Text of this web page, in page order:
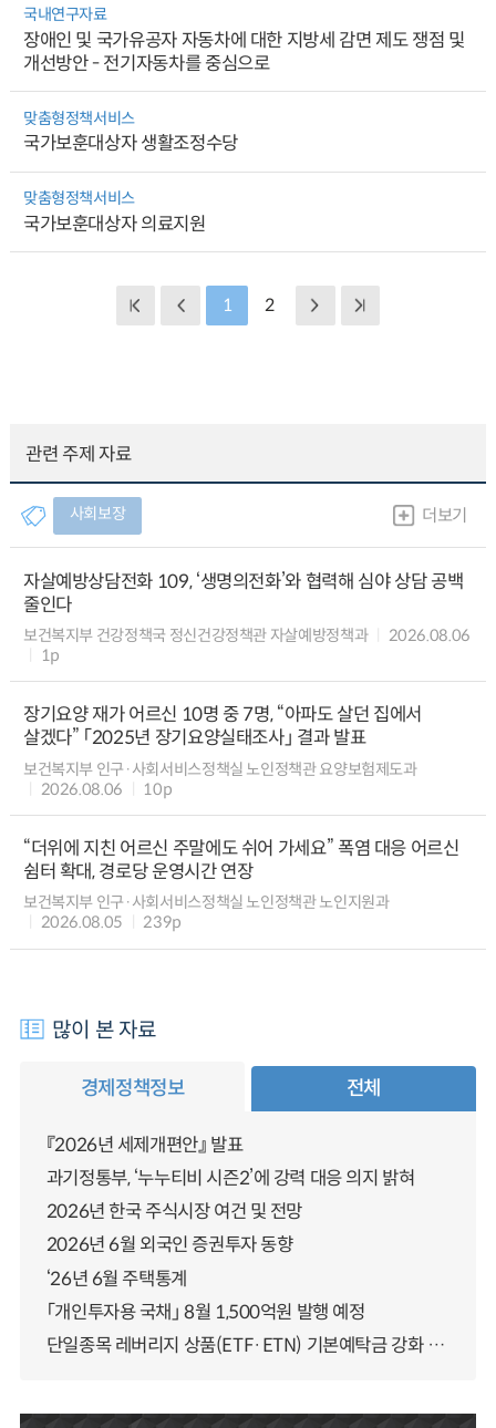
국내연구자료
장애인 및 국가유공자 자동차에 대한 지방세 감면 제도 쟁점 및
개선방안 - 전기자동차를 중심으로
맞춤형정책서비스
국가보훈대상자 생활조정수당
맞춤형정책서비스
국가보훈대상자 의료지원
1 2
관련 주제 자료
사회보장 더보기
자살예방상담전화 109, ‘생명의전화’와 협력해 심야 상담 공백
줄인다
보건복지부 건강정책국 정신건강정책관 자살예방정책과
2026.08.06
1p
장기요양 재가 어르신 10명 중 7명, “아파도 살던 집에서
살겠다” 「2025년 장기요양실태조사」 결과 발표
보건복지부 인구·사회서비스정책실 노인정책관 요양보험제도과
2026.08.06
10p
“더위에 지친 어르신 주말에도 쉬어 가세요” 폭염 대응 어르신
쉼터 확대, 경로당 운영시간 연장
보건복지부 인구·사회서비스정책실 노인정책관 노인지원과
2026.08.05
239p
많이 본 자료
경제정책정보 전체
『2026년 세제개편안』 발표
과기정통부, ‘누누티비 시즌2’에 강력 대응 의지 밝혀
2026년 한국 주식시장 여건 및 전망
2026년 6월 외국인 증권투자 동향
‘26년 6월 주택통계
「개인투자용 국채」 8월 1,500억원 발행 예정
단일종목 레버리지 상품(ETF·ETN) 기본예탁금 강화 조기시행 방안 안내